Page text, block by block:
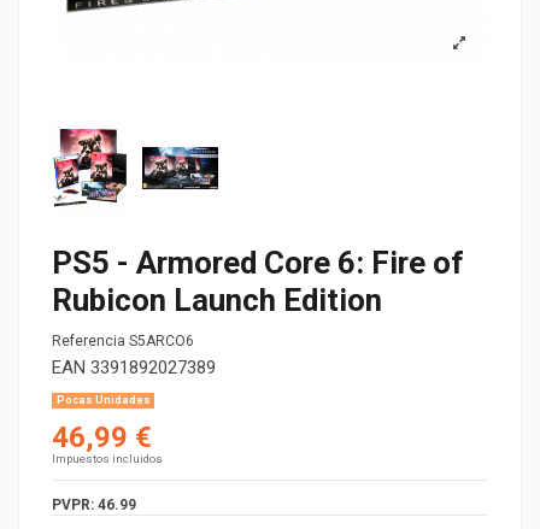
PS5 - Armored Core 6: Fire of
Rubicon Launch Edition
Referencia S5ARCO6
EAN 3391892027389
Pocas Unidades
46,99 €
Impuestos incluidos
PVPR: 46.99